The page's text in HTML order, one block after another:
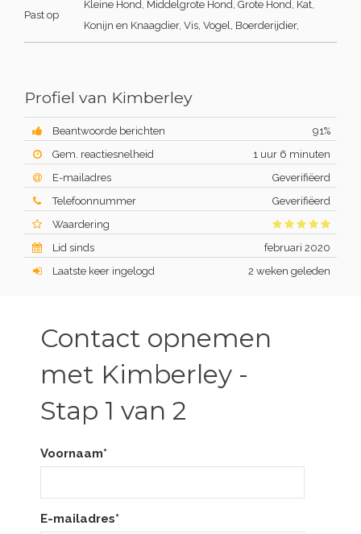
Past op
Kleine Hond, Middelgrote Hond, Grote Hond, Kat,
Konijn en Knaagdier, Vis, Vogel, Boerderijdier,
Profiel van Kimberley
Beantwoorde berichten
91%
Gem. reactiesnelheid
1 uur 6 minuten
E-mailadres
Geverifiëerd
Telefoonnummer
Geverifiëerd
Waardering
Lid sinds
februari 2020
Laatste keer ingelogd
2 weken geleden
Contact opnemen
met Kimberley -
Stap 1 van 2
Voornaam*
E-mailadres*